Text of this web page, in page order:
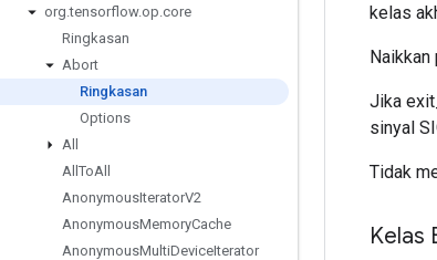
org.tensorflow.op.core
Ringkasan
Abort
Ringkasan
Options
All
All ToAll
AnonymousIteratorV2
AnonymousMemoryCache
AnonymousMultiDeviceIterator
kelas
Jika
sinyal
Tidak
Kelas